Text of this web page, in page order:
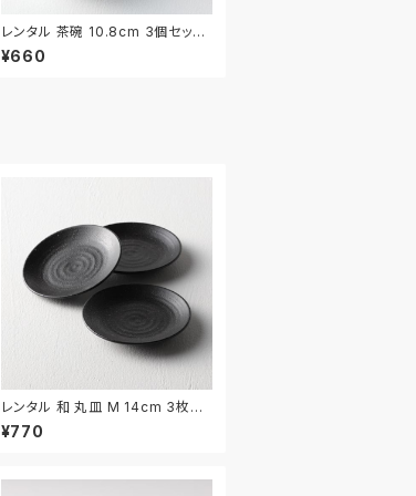
レンタル 茶碗 10.8cm 3個セット
｜WAN038
¥660
レンタル 和 丸皿 M 14cm 3枚セ
ット｜WMM035
¥770